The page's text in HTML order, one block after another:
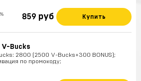
859 руб Купить
V-Bucks
2800 (2500 V-Bucks+300 BONUS);
по промокоду;